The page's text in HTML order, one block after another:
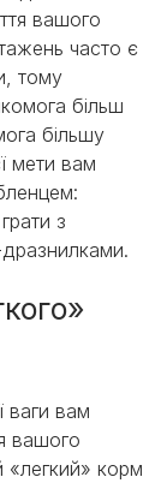
вашого
часто є
тому
більш
більшу
мети вам
з
ваги вам
вашого
«легкий» корм